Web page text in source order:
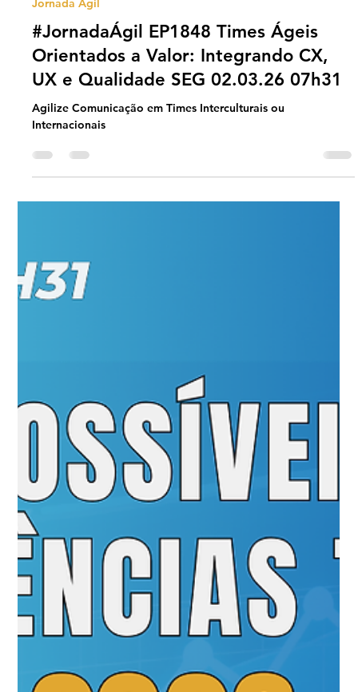
Mar 1
Jornada Agil
#JornadaÁgil EP1848 Times Ágeis
Orientados a Valor: Integrando CX,
UX e Qualidade SEG 02.03.26 07h31
Internacionais